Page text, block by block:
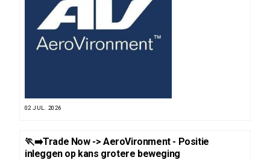
02 JUL. 2026
🏃‍➡️Trade Now -> AeroVironment - Positie
inleggen op kans grotere beweging